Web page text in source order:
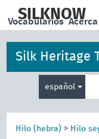
main
SILKNOW
Vocabularios
Silk Heritage
español
Hilo (hebra) > Hilo